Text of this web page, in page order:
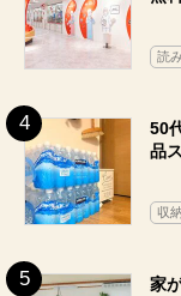
読
50
品
収
家